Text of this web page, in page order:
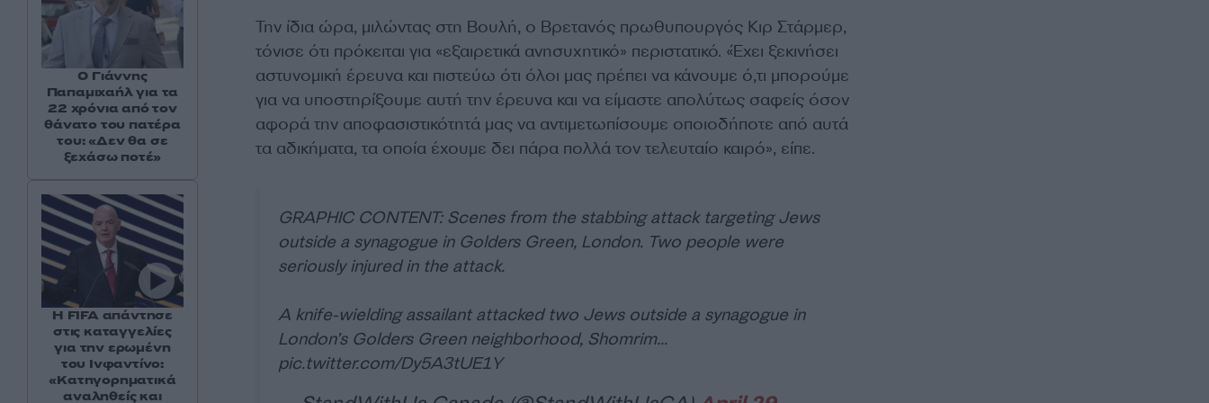
Την ίδια ώρα, μιλώντας στη Βουλή, ο Βρετανός πρωθυπουργός Κιρ Στάρμερ,
τόνισε ότι πρόκειται για «εξαιρετικά ανησυχητικό» περιστατικό. «Έχει ξεκινήσει
αστυνομική έρευνα και πιστεύω ότι όλοι μας πρέπει να κάνουμε ό,τι μπορούμε
για να υποστηρίξουμε αυτή την έρευνα και να είμαστε απολύτως σαφείς όσον
αφορά την αποφασιστικότητά μας να αντιμετωπίσουμε οποιοδήποτε από αυτά
τα αδικήματα, τα οποία έχουμε δει πάρα πολλά τον τελευταίο καιρό», είπε.
GRAPHIC CONTENT: Scenes from the stabbing attack targeting Jews
outside a synagogue in Golders Green, London. Two people were
seriously injured in the attack.
A knife-wielding assailant attacked two Jews outside a synagogue in
London’s Golders Green neighborhood, Shomrim…
pic.twitter.com/Dy5A3tUE1Y
Ο Γιάννης
Παπαμιχαήλ για τα
22 χρόνια από τον
θάνατο του πατέρα
του: «Δεν θα σε
ξεχάσω ποτέ»
Η FIFA απάντησε
στις καταγγελίες
για την ερωμένη
του Ινφαντίνο:
«Κατηγορηματικά
αναληθείς και